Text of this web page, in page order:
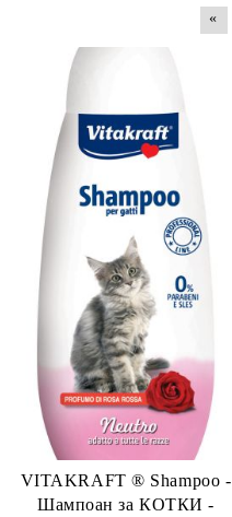
Flatazor,
«
VITAKRAFT ® Shampoo -
Шампоан за КОТКИ -